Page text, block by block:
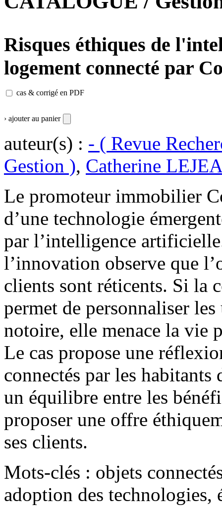
Risques éthiques de
logement connecté par
cas & corrigé en PDF
› ajouter au panier
auteur(s) : - ( Revue
Gestion ), Catherine
Le promoteur immobilier
d’une technologie
par l’intelligence
l’innovation observe que
clients sont réticents. Si la
permet de personnaliser
notoire, elle menace la vie
Le cas propose une
connectés par les
un équilibre entre les
proposer une offre
ses clients.
Mots-clés : objets
adoption des technologies,